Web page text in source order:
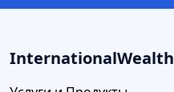
InternationalWealth